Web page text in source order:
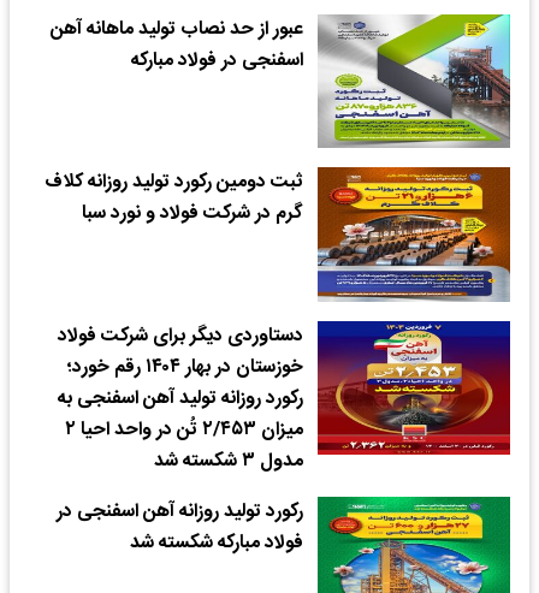
عبور از حد نصاب تولید ماهانه آهن
اسفنجی در فولاد مبارکه
ثبت دومین رکورد تولید روزانه کلاف
گرم در شرکت فولاد و نورد سبا
دستاوردی دیگر برای شرکت فولاد
خوزستان در بهار ۱۴۰۴ رقم خورد؛
رکورد روزانه تولید آهن اسفنجی به
میزان ۲/۴۵۳ تُن در واحد احیا ۲
مدول ۳ شکسته شد
رکورد تولید روزانه آهن اسفنجی در
فولاد مبارکه شکسته شد